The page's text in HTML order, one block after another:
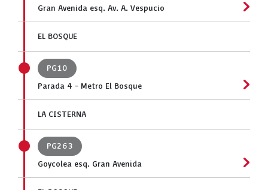
Gran Avenida esq. Av. A. Vespucio
EL BOSQUE
PG10
Parada 4 - Metro El Bosque
LA CISTERNA
PG263
Goycolea esq. Gran Avenida